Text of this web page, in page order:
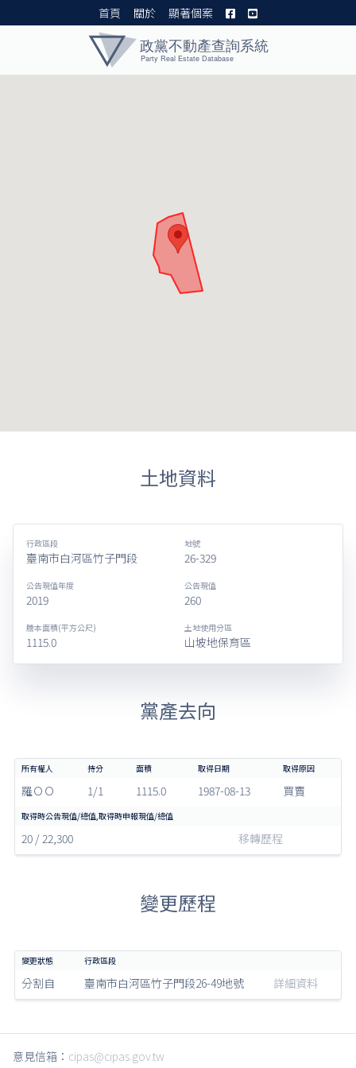
首頁 關於 顯著個案
土地資料
行政區段
臺南市白河區竹子門段
地號
26-329
公告現值年度
2019
公告現值
260
謄本面積(平方公尺)
1115.0
土地使用分區
山坡地保育區
黨產去向
羅ＯＯ 1/1 1115.0 1987-08-13 買賣
20 / 22,300 移轉歷程
變更歷程
分割自 臺南市白河區竹子門段26-49地號 詳細資料
意見信箱： cipas@cipas.gov.tw